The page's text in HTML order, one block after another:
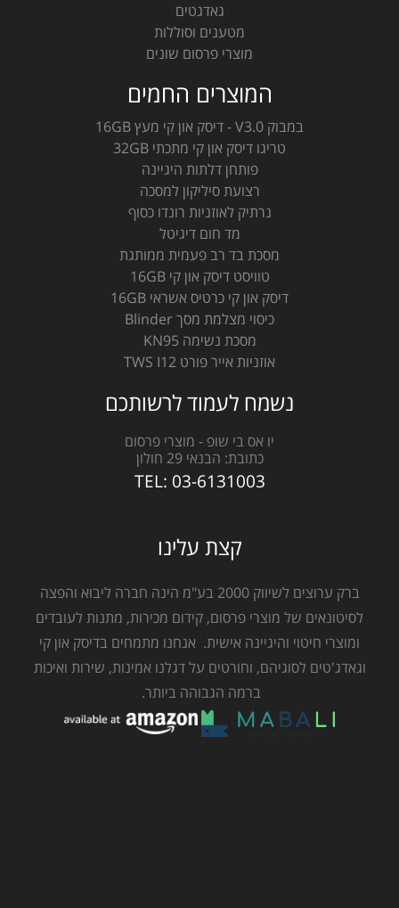
גאדגטים
מטענים וסוללות
מוצרי פרסום שונים
המוצרים החמים
במבוק V3.0 - דיסק און קי מעץ 16GB
טריגו דיסק און קי מתכתי 32GB
פותחן דלתות היגיינה
רצועת סיליקון למסכה
נרתיק לאוזניות רונדו כסוף
מד חום דיגיטל
מסכת בד רב פעמית ממותגת
טוויסט דיסק און קי 16GB
דיסק און קי כרטיס אשראי 16GB
כיסוי מצלמת מסך Blinder
מסכת נשימה KN95
אוזניות אייר פורט TWS I12
נשמח לעמוד לרשותכם
יו אס בי שופ - מוצרי פרסום
כתובת: הבנאי 29 חולון
TEL: 03-6131003
קצת עלינו
ברק ערוצים לשיווק 2000 בע"מ הינה חברה ליבוא והפצה
לסיטונאים של מוצרי פרסום, קידום מכירות, מתנות לעובדים
ומוצרי חיטוי והיגיינה אישית. אנחנו מתמחים בדיסק און קי
וגאדג'טים לסוגיהם, וחורטים על דגלנו אמינות, שירות ואיכות
ברמה הגבוהה ביותר.